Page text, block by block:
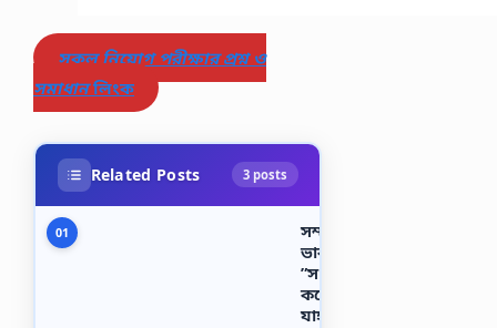
সকল নিয়োগ পরীক্ষার প্রশ্ন ও
সমাধানলিংক
Related Posts 3 posts
01
সম্প্রসারিত
ভাব:
”সংকল্প
করেছ
যাহা,